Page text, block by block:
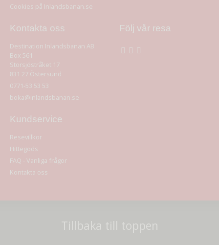
Cookies på Inlandsbanan.se
Kontakta oss
Destination Inlandsbanan AB
Box 561
Storsjöstråket 17
831 27 Östersund
0771-53 53 53
boka@inlandsbanan.se
Följ vår resa
Kundservice
Resevillkor
Hittegods
FAQ - Vanliga frågor
Kontakta oss
Tillbaka till toppen